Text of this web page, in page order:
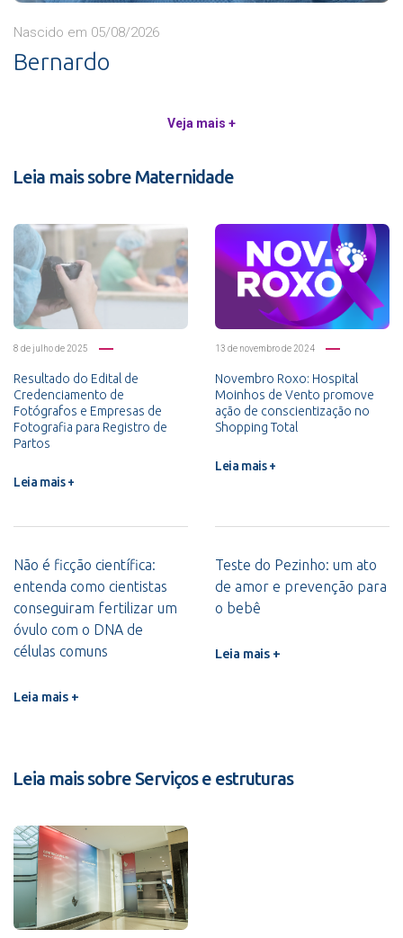
Nascido em 05/08/2026
Bernardo
Veja mais +
Leia mais sobre Maternidade
8 de julho de 2025
Resultado do Edital de
Credenciamento de
Fotógrafos e Empresas de
Fotografia para Registro de
Partos
Leia mais +
13 de novembro de 2024
Novembro Roxo: Hospital
Moinhos de Vento promove
ação de conscientização no
Shopping Total
Leia mais +
Não é ficção científica:
entenda como cientistas
conseguiram fertilizar um
óvulo com o DNA de
células comuns
Leia mais +
Teste do Pezinho: um ato
de amor e prevenção para
o bebê
Leia mais +
Leia mais sobre Serviços e estruturas